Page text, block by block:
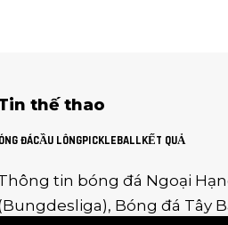
thế thao
ĐÁCẦU LÔNGPICKLEBALLKẾT QUẢ
tin bóng đá Ngoại
Bungdesliga), Bóng đá Tây